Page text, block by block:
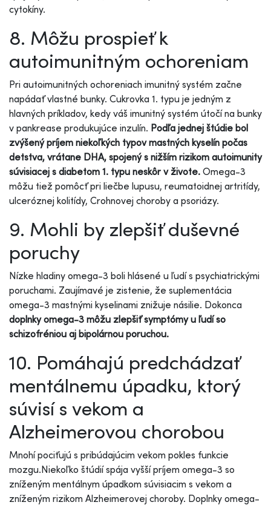
cytokíny.
8. Môžu prospieť k
autoimunitným ochoreniam
Pri autoimunitných ochoreniach imunitný systém začne
napádať vlastné bunky. Cukrovka 1. typu je jedným z
hlavných príkladov, kedy váš imunitný systém útočí na bunky
v pankrease produkujúce inzulín. Podľa jednej štúdie bol
zvýšený príjem niekoľkých typov mastných kyselín počas
detstva, vrátane DHA, spojený s nižším rizikom autoimunity
súvisiacej s diabetom 1. typu neskôr v živote. Omega-3
môžu tiež pomôcť pri liečbe lupusu, reumatoidnej artritídy,
ulceróznej kolitídy, Crohnovej choroby a psoriázy.
9. Mohli by zlepšiť duševné
poruchy
Nízke hladiny omega-3 boli hlásené u ľudí s psychiatrickými
poruchami. Zaujímavé je zistenie, že suplementácia
omega-3 mastnými kyselinami znižuje násilie. Dokonca
doplnky omega-3 môžu zlepšiť symptómy u ľudí so
schizofréniou aj bipolárnou poruchou.
10. Pomáhajú predchádzať
mentálnemu úpadku, ktorý
súvisí s vekom a
Alzheimerovou chorobou
Mnohí pociťujú s pribúdajúcim vekom pokles funkcie
mozgu.Niekoľko štúdií spája vyšší príjem omega-3 so
zníženým mentálnym úpadkom súvisiacim s vekom a
zníženým rizikom Alzheimerovej choroby. Doplnky omega-